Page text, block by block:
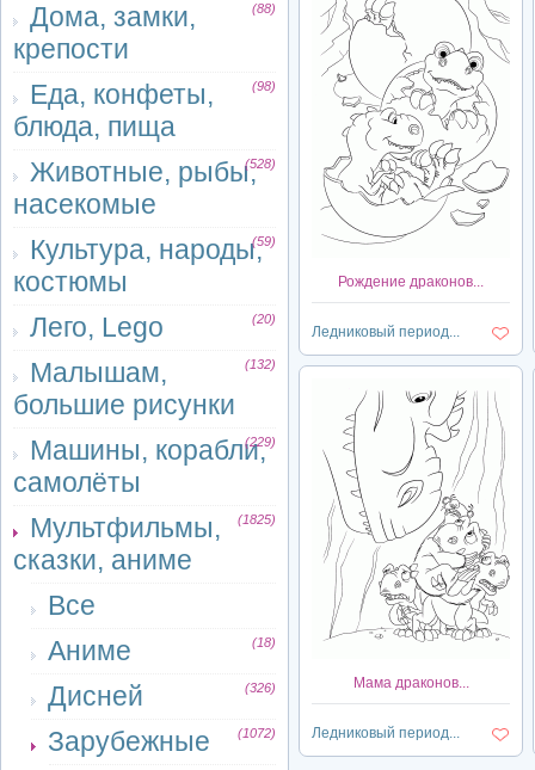
Дома, замки,
крепости
(88)
Еда, конфеты,
блюда, пища
(98)
Животные, рыбы,
насекомые
(528)
Культура, народы,
костюмы
(59)
Лего, Lego (20)
Малышам,
большие рисунки
(132)
Машины, корабли,
самолёты
(229)
Мультфильмы,
сказки, аниме
(1825)
Все
Аниме
(18)
Дисней (326)
Зарубежные (1072)
Рождение драконов...
Ледниковый период...
Мама драконов...
Ледниковый период...